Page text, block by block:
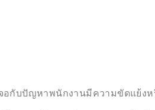
กับปัญหาพนักงานมีความขัดแย้ง